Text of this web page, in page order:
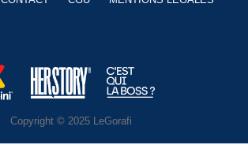
Copyright © 2025 LeGorafi